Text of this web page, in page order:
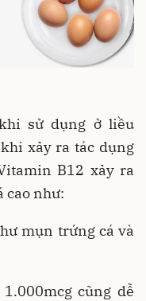
sử dụng ở liều
xảy ra tác dụng
B12 xảy ra
cao như:
mụn trứng cá và
cũng dễ